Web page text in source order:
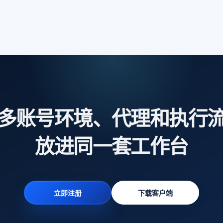
账号环境、代理和执行
放进同一套工作台
立即注册 下载客户端